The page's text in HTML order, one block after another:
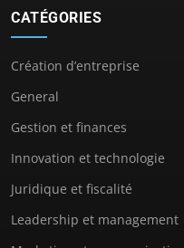
CATÉGORIES
Création d’entreprise
General
Gestion et finances
Innovation et technologie
Juridique et fiscalité
Leadership et management